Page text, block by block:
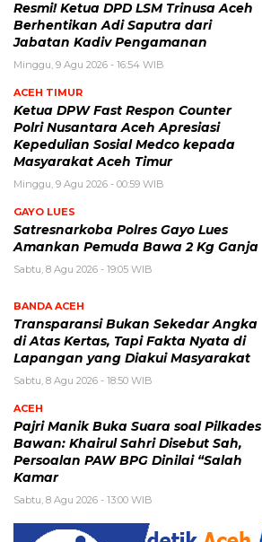
Resmi! Ketua DPD LSM Trinusa Aceh
Berhentikan Adi Saputra dari
Jabatan Kadiv Pengamanan
Minggu, 9 Agu 2026 - 16:54 WIB
ACEH TIMUR
Ketua DPW Fast Respon Counter
Polri Nusantara Aceh Apresiasi
Kepedulian Sosial Medco kepada
Masyarakat Aceh Timur
Minggu, 9 Agu 2026 - 00:59 WIB
GAYO LUES
Satresnarkoba Polres Gayo Lues
Amankan Pemuda Bawa 2 Kg Ganja
Sabtu, 8 Agu 2026 - 19:05 WIB
BANDA ACEH
Transparansi Bukan Sekedar Angka
di Atas Kertas, Tapi Fakta Nyata di
Lapangan yang Diakui Masyarakat
Sabtu, 8 Agu 2026 - 18:50 WIB
ACEH
Pajri Manik Buka Suara soal Pilkades
Bawan: Khairul Sahri Disebut Sah,
Persoalan PAW BPG Dinilai “Salah
Kamar
Sabtu, 8 Agu 2026 - 13:00 WIB